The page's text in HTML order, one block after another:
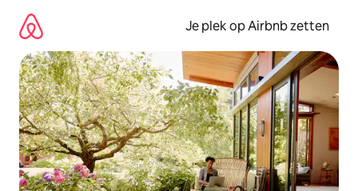
direct
naar
inhoud
Je plek op Airbnb zetten